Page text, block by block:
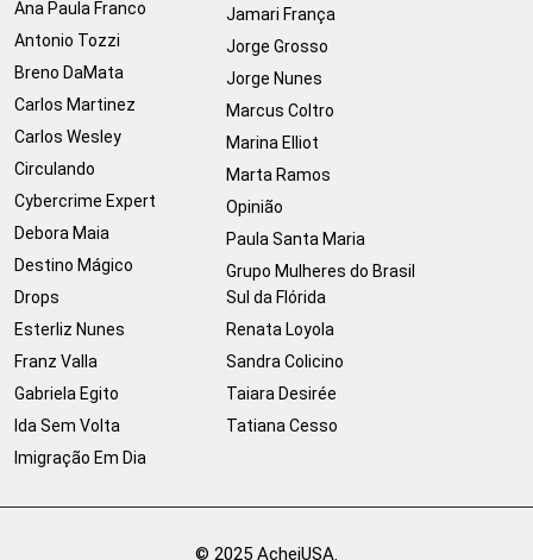
Ana Paula Franco
Antonio Tozzi
Breno DaMata
Carlos Martinez
Carlos Wesley
Circulando
Cybercrime Expert
Debora Maia
Destino Mágico
Drops
Esterliz Nunes
Franz Valla
Gabriela Egito
Ida Sem Volta
Imigração Em Dia
Jamari França
Jorge Grosso
Jorge Nunes
Marcus Coltro
Marina Elliot
Marta Ramos
Opinião
Paula Santa Maria
Grupo Mulheres do Brasil
Sul da Flórida
Renata Loyola
Sandra Colicino
Taiara Desirée
Tatiana Cesso
© 2025 AcheiUSA.